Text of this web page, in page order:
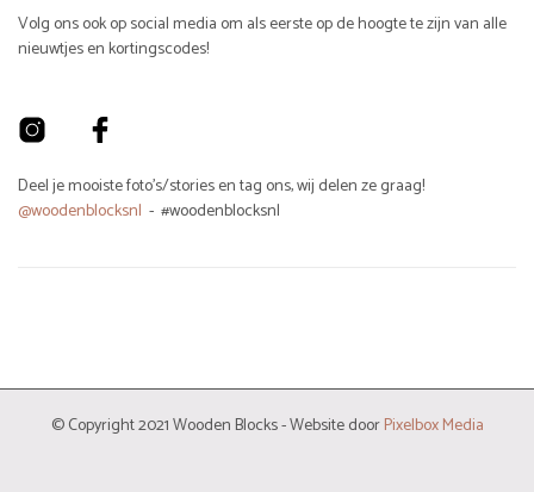
Volg ons ook op social media om als eerste op de hoogte te zijn van alle
nieuwtjes en kortingscodes!
Deel je mooiste foto's/stories en tag ons, wij delen ze graag!
@woodenblocksnl - #woodenblocksnl
© Copyright 2021 Wooden Blocks - Website doorPixelbox Media